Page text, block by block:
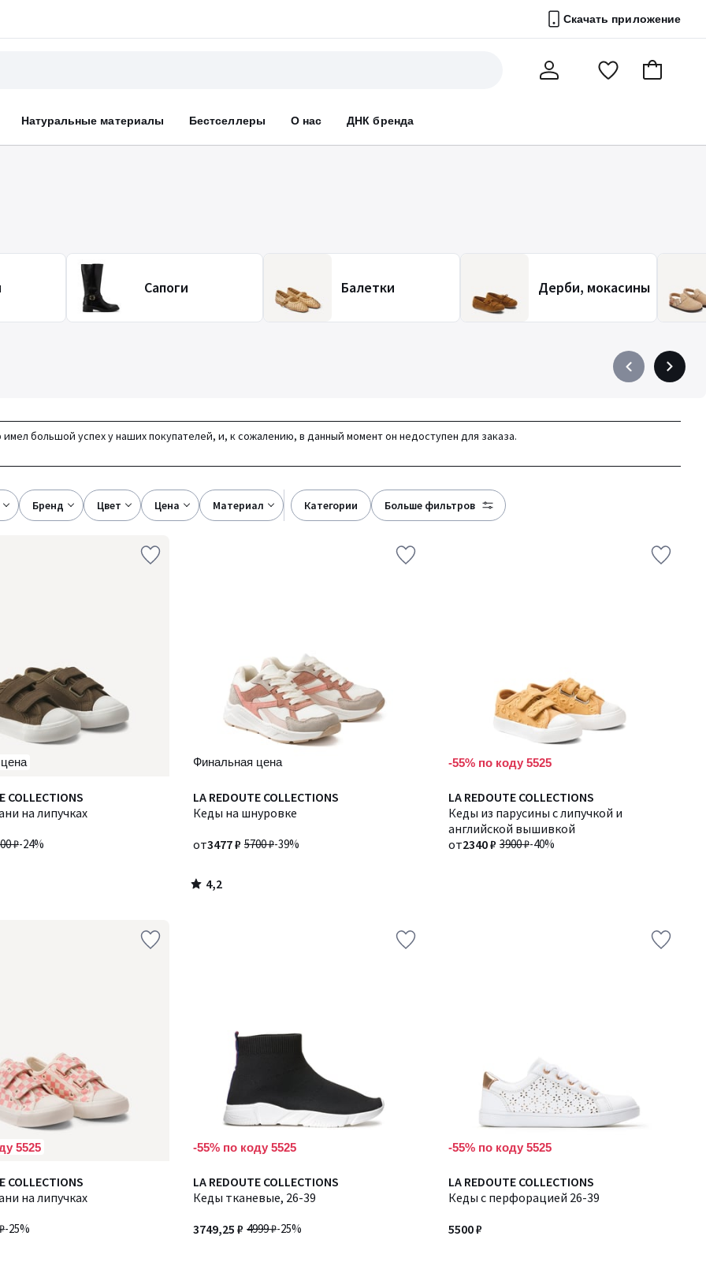
Скачать приложение
Натуральные материалы Бестселлеры О нас ДНК бренда
ПерейтиВ
Сапоги Балетки Дерби, мокасины
Précédent
à
Suivant
à
большой успех у наших покупателей, и, к сожалению, в данный момент он недоступен для заказа.
бренд цвет цена материал категории больше фильтров
COLLECTIONS
на липучках
₽-24%
Финальная цена
LA REDOUTE COLLECTIONS
Кеды на шнуровке
5700 ₽-39%
от3477 ₽
4,2
/ 5
4,2
/
-55% по коду 5525
LA REDOUTE COLLECTIONS
Кеды из парусины с липучкой и
английской вышивкой
3900 ₽-40%
от2340 ₽
5525
COLLECTIONS
на липучках
-25%
-55% по коду 5525
LA REDOUTE COLLECTIONS
Кеды тканевые, 26-39
4999 ₽-25%
3749,25 ₽
-55% по коду 5525
LA REDOUTE COLLECTIONS
Кеды с перфорацией 26-39
5500 ₽